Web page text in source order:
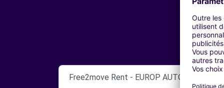
Free2move Rent - EUROP AUTO CALAIS